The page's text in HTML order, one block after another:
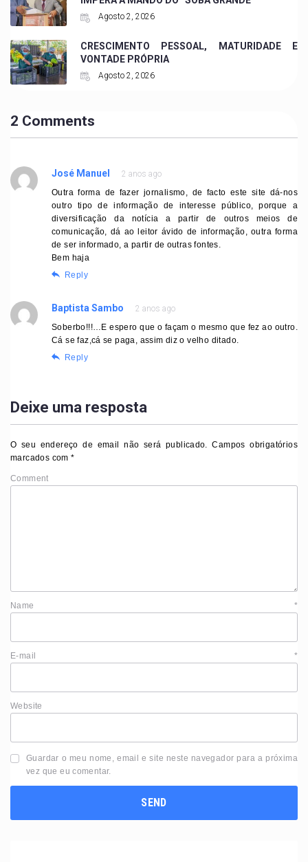
Agosto 2, 2026
CRESCIMENTO PESSOAL, MATURIDADE E
VONTADE PRÓPRIA
Agosto 2, 2026
2 Comments
José Manuel
2 anos ago
Outra forma de fazer jornalismo, de facto este site dá-nos
outro tipo de informação de interesse público, porque a
diversificação da notícia a partir de outros meios de
comunicação, dá ao leitor ávido de informação, outra forma
de ser informado, a partir de outras fontes.
Bem haja
Reply
Baptista Sambo
2 anos ago
Soberbo!!!…E espero que o façam o mesmo que fez ao outro.
Cá se faz,cá se paga, assim diz o velho ditado.
Reply
Deixe uma resposta
O seu endereço de email não será publicado. Campos obrigatórios
marcados com*
Comment
Name *
E-mail *
Website
Guardar o meu nome, email e site neste navegador para a próxima
vez que eu comentar.